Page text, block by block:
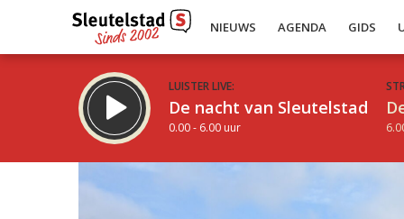
NIEUWS AGENDA GIDS
LUISTER LIVE:
De nacht van Sleutelstad
0.00 - 6.00 uur